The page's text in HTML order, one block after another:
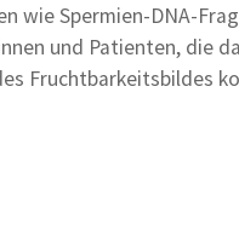
wie Spermien-DNA-
und Patienten, die
Fruchtbarkeitsbildes